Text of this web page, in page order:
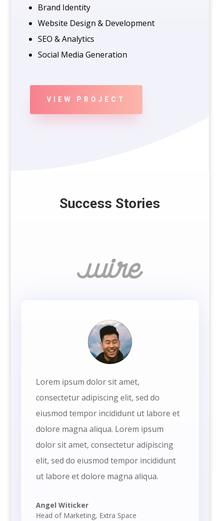
Brand Identity
Website Design & Development
SEO & Analytics
Social Media Generation
VIEW PROJECT
Success Stories
Lorem ipsum dolor sit amet,
consectetur adipiscing elit, sed do
eiusmod tempor incididunt ut labore et
dolore magna aliqua. Lorem ipsum
dolor sit amet, consectetur adipiscing
elit, sed do eiusmod tempor incididunt
ut labore et dolore magna aliqua.
Angel Witicker
Head of Marketing, Extra Space